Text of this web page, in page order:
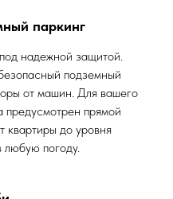
паркинг
надежной защитой.
подземный
от машин. Для вашего
предусмотрен прямой
квартиры до уровня
погоду.